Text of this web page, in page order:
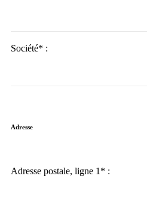
Société* :
Adresse
Adresse postale, ligne 1* :